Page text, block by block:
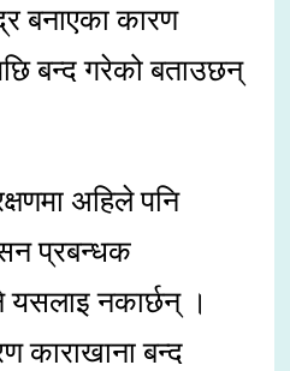
बनाएका कारण
बन्द गरेको बताउछन्
अहिले पनि
प्रबन्धक
नकार्छन् ।
काराखाना बन्द